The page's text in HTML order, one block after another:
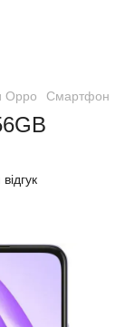
Oppo Смартфон